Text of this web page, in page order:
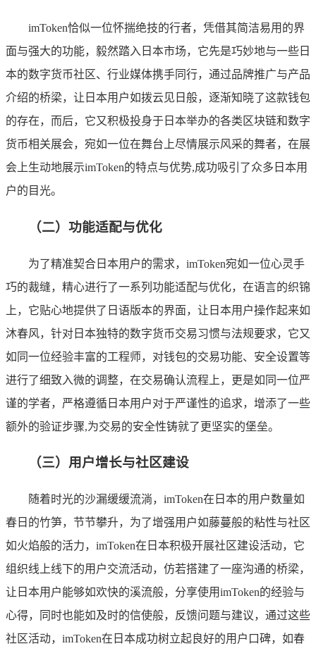
imToken恰似一位怀揣绝技的行者，凭借其简洁易用的界
面与强大的功能，毅然踏入日本市场，它先是巧妙地与一些日
本的数字货币社区、行业媒体携手同行，通过品牌推广与产品
介绍的桥梁，让日本用户如拨云见日般，逐渐知晓了这款钱包
的存在，而后，它又积极投身于日本举办的各类区块链和数字
货币相关展会，宛如一位在舞台上尽情展示风采的舞者，在展
会上生动地展示imToken的特点与优势,成功吸引了众多日本用
户的目光。
（二）功能适配与优化
为了精准契合日本用户的需求，imToken宛如一位心灵手
巧的裁缝，精心进行了一系列功能适配与优化，在语言的织锦
上，它贴心地提供了日语版本的界面，让日本用户操作起来如
沐春风，针对日本独特的数字货币交易习惯与法规要求，它又
如同一位经验丰富的工程师，对钱包的交易功能、安全设置等
进行了细致入微的调整，在交易确认流程上，更是如同一位严
谨的学者，严格遵循日本用户对于严谨性的追求，增添了一些
额外的验证步骤,为交易的安全性铸就了更坚实的堡垒。
（三）用户增长与社区建设
随着时光的沙漏缓缓流淌，imToken在日本的用户数量如
春日的竹笋，节节攀升，为了增强用户如藤蔓般的粘性与社区
如火焰般的活力，imToken在日本积极开展社区建设活动，它
组织线上线下的用户交流活动，仿若搭建了一座沟通的桥梁，
让日本用户能够如欢快的溪流般，分享使用imToken的经验与
心得，同时也能如及时的信使般，反馈问题与建议，通过这些
社区活动，imToken在日本成功树立起良好的用户口碑，如春